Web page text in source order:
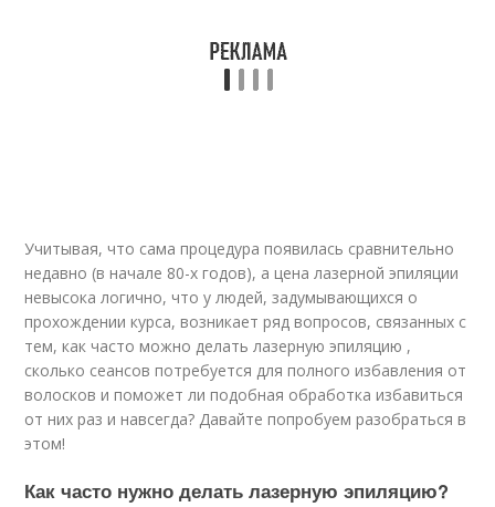
Учитывая, что сама процедура появилась сравнительно
недавно (в начале 80-х годов), а цена лазерной эпиляции
невысока логично, что у людей, задумывающихся о
прохождении курса, возникает ряд вопросов, связанных с
тем, как часто можно делать лазерную эпиляцию ,
сколько сеансов потребуется для полного избавления от
волосков и поможет ли подобная обработка избавиться
от них раз и навсегда? Давайте попробуем разобраться в
этом!
Как часто нужно делать лазерную эпиляцию?